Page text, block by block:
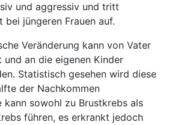
und aggressiv und tritt
jüngeren Frauen auf.
Veränderung kann von Vater
an die eigenen Kinder
Statistisch gesehen wird diese
der Nachkommen
kann sowohl zu Brustkrebs als
führen, es erkrankt jedoch